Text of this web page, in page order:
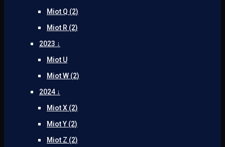
Miot Q (2)
Miot R (2)
2023 ↓
Miot U
Miot W (2)
2024 ↓
Miot X (2)
Miot Y (2)
Miot Z (2)